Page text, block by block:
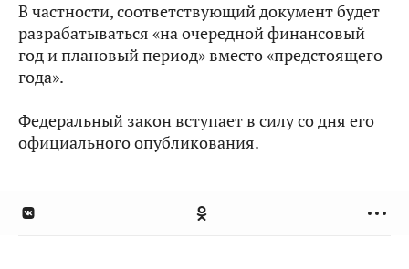
В частности, соответствующий документ будет
разрабатываться «на очередной финансовый
год и плановый период» вместо «предстоящего
года».
Федеральный закон вступает в силу со дня его
официального опубликования.